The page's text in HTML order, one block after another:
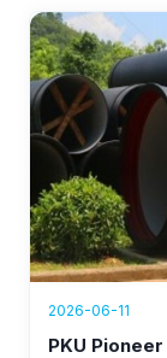
2026-06-11
PKU Pioneer